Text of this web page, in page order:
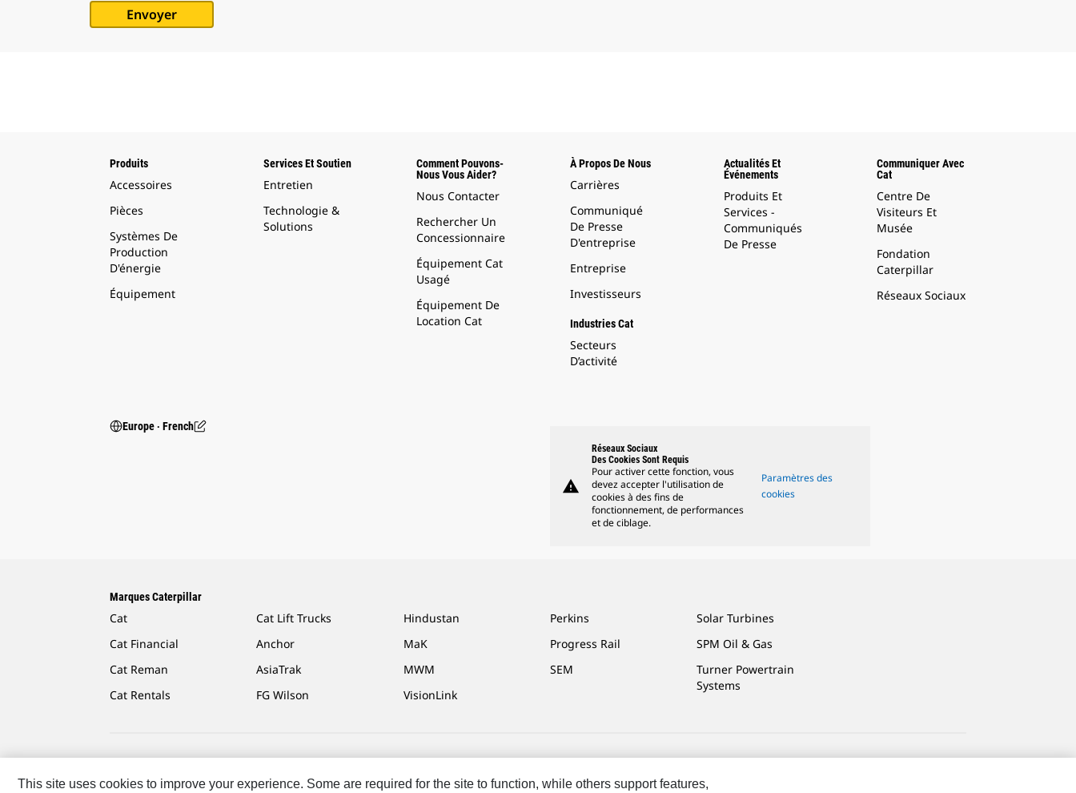
Produits
Accessoires
Pièces
Systèmes De
Production
D'énergie
Équipement
Services Et Soutien
Entretien
Technologie &
Solutions
Comment Pouvons-
Nous Vous Aider?
Nous Contacter
Rechercher Un
Concessionnaire
Équipement Cat
Usagé
Équipement De
Location Cat
À Propos De Nous
Carrières
Communiqué
De Presse
D'entreprise
Entreprise
Investisseurs
Industries Cat
Secteurs
D’activité
Actualités Et
Événements
Produits Et
Services -
Communiqués
De Presse
Communiquer Avec
Cat
Centre De
Visiteurs Et
Musée
Fondation
Caterpillar
Réseaux Sociaux
Europe ‧ French
warning
Réseaux Sociaux
Des Cookies Sont Requis
Pour activer cette fonction, vous
devez accepter l'utilisation de
cookies à des fins de
fonctionnement, de performances
et de ciblage.
Paramètres des
cookies
Marques Caterpillar
Cat
Cat Financial
Cat Reman
Cat Rentals
Cat Lift Trucks
Anchor
AsiaTrak
FG Wilson
Hindustan
MaK
MWM
VisionLink
Perkins
Progress Rail
SEM
Solar Turbines
SPM Oil & Gas
Turner Powertrain
Systems
This site uses cookies to improve your experience. Some are required for the site to function, while others support features,